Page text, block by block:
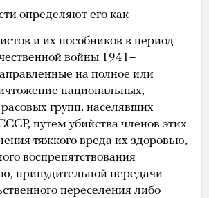
определяют его как
и их пособников в период
войны 1941–
на полное или
национальных,
групп, населявших
путем убийства членов этих
тяжкого вреда их здоровью,
воспрепятствования
принудительной передачи
переселения либо